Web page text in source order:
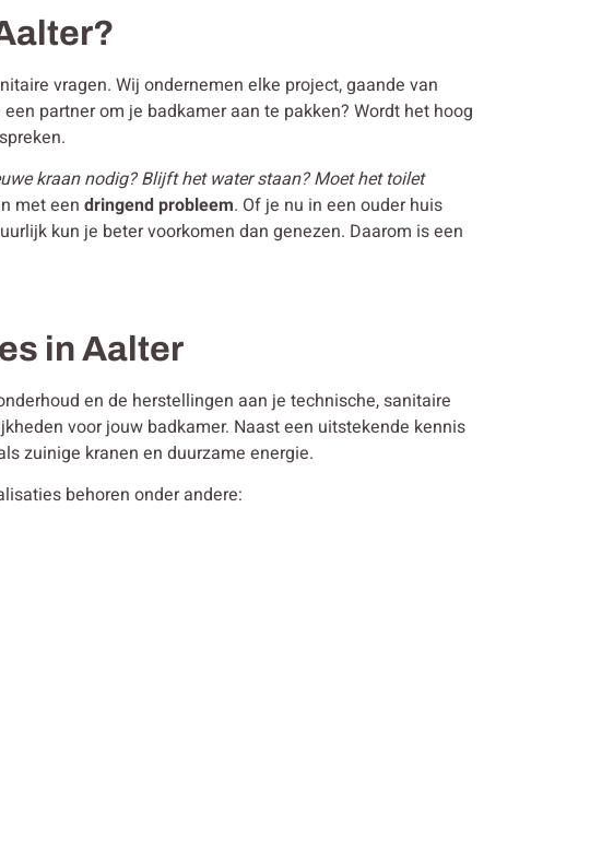
vragen. Wij ondernemen elke project, gaande van
partner om je badkamer aan te pakken? Wordt het hoog
kraan nodig? Blijft het water staan? Moet het toilet
met een dringend probleem. Of je nu in een ouder huis
kun je beter voorkomen dan genezen. Daarom is een
in Aalter
en de herstellingen aan je technische, sanitaire
voor jouw badkamer. Naast een uitstekende kennis
zuinige kranen en duurzame energie.
behoren onder andere: